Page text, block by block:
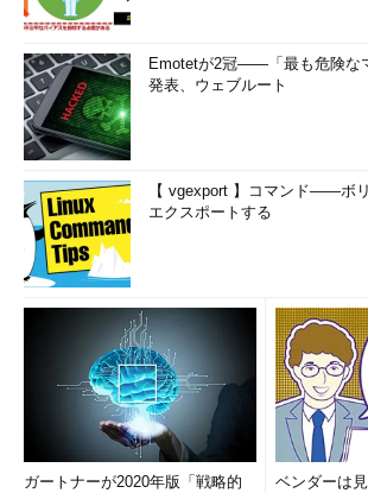
Emotetが2冠――「最も危険な
発表、ウェブルート
【 vgexport 】コマンド――ボ
エクスポートする
ガートナーが2020年版「戦略的
ベンダーは